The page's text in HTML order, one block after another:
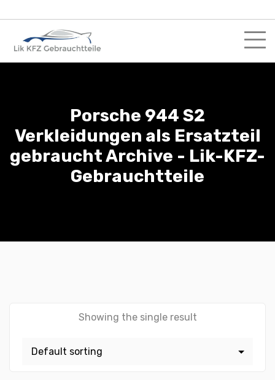
to
content
Porsche 944 S2
Verkleidungen als Ersatzteil
gebraucht Archive - Lik-KFZ-
Gebrauchtteile
Showing the single result